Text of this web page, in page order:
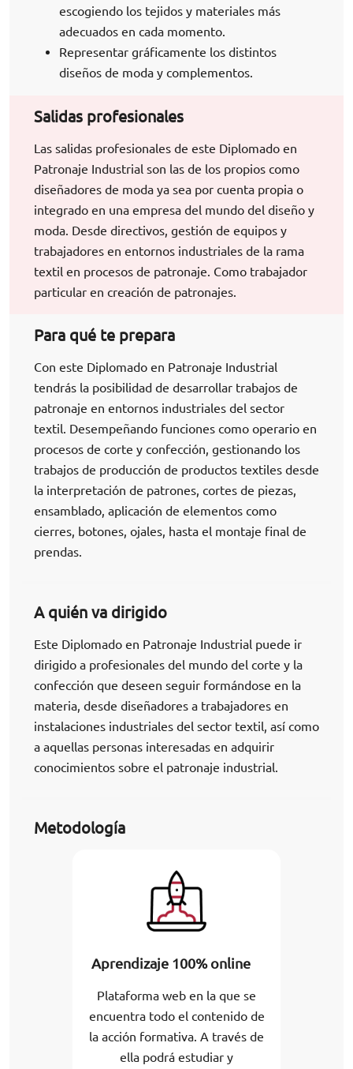
escogiendo los tejidos y materiales más
adecuados en cada momento.
Representar gráficamente los distintos
diseños de moda y complementos.
Salidas profesionales
Las salidas profesionales de este Diplomado en
Patronaje Industrial son las de los propios como
diseñadores de moda ya sea por cuenta propia o
integrado en una empresa del mundo del diseño y
moda. Desde directivos, gestión de equipos y
trabajadores en entornos industriales de la rama
textil en procesos de patronaje. Como trabajador
particular en creación de patronajes.
Para qué te prepara
Con este Diplomado en Patronaje Industrial
tendrás la posibilidad de desarrollar trabajos de
patronaje en entornos industriales del sector
textil. Desempeñando funciones como operario en
procesos de corte y confección, gestionando los
trabajos de producción de productos textiles desde
la interpretación de patrones, cortes de piezas,
ensamblado, aplicación de elementos como
cierres, botones, ojales, hasta el montaje final de
prendas.
A quién va dirigido
Este Diplomado en Patronaje Industrial puede ir
dirigido a profesionales del mundo del corte y la
confección que deseen seguir formándose en la
materia, desde diseñadores a trabajadores en
instalaciones industriales del sector textil, así como
a aquellas personas interesadas en adquirir
conocimientos sobre el patronaje industrial.
Metodología
Aprendizaje 100% online
Plataforma web en la que se
encuentra todo el contenido de
la acción formativa. A través de
ella podrá estudiar y